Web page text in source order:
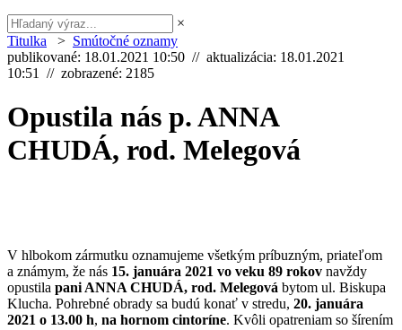
×
Titulka > Smútočné oznamy
publikované: 18.01.2021 10:50 // aktualizácia: 18.01.2021
10:51 // zobrazené: 2185
Opustila nás p. ANNA
CHUDÁ, rod. Melegová
V hlbokom zármutku oznamujeme všetkým príbuzným, priateľom
a známym, že nás 15. januára 2021 vo veku 89 rokov navždy
opustila pani ANNA CHUDÁ, rod. Melegová bytom ul. Biskupa
Klucha. Pohrebné obrady sa budú konať v stredu, 20. januára
2021 o 13.00 h, na hornom cintoríne. Kvôli opatreniam so šírením